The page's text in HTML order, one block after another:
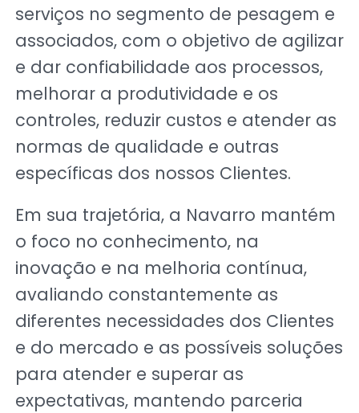
serviços no segmento de pesagem e
associados, com o objetivo de agilizar
e dar confiabilidade aos processos,
melhorar a produtividade e os
controles, reduzir custos e atender as
normas de qualidade e outras
específicas dos nossos Clientes.
Em sua trajetória, a Navarro mantém
o foco no conhecimento, na
inovação e na melhoria contínua,
avaliando constantemente as
diferentes necessidades dos Clientes
e do mercado e as possíveis soluções
para atender e superar as
expectativas, mantendo parceria